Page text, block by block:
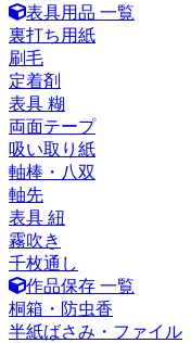
表具用品 一覧
裏打ち用紙
刷毛
定着剤
表具 糊
両面テープ
吸い取り紙
軸棒・八双
軸先
表具 紐
霧吹き
千枚通し
作品保存 一覧
桐箱・防虫香
半紙ばさみ・ファイル